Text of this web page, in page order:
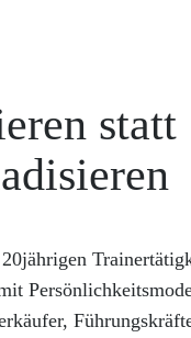
statt